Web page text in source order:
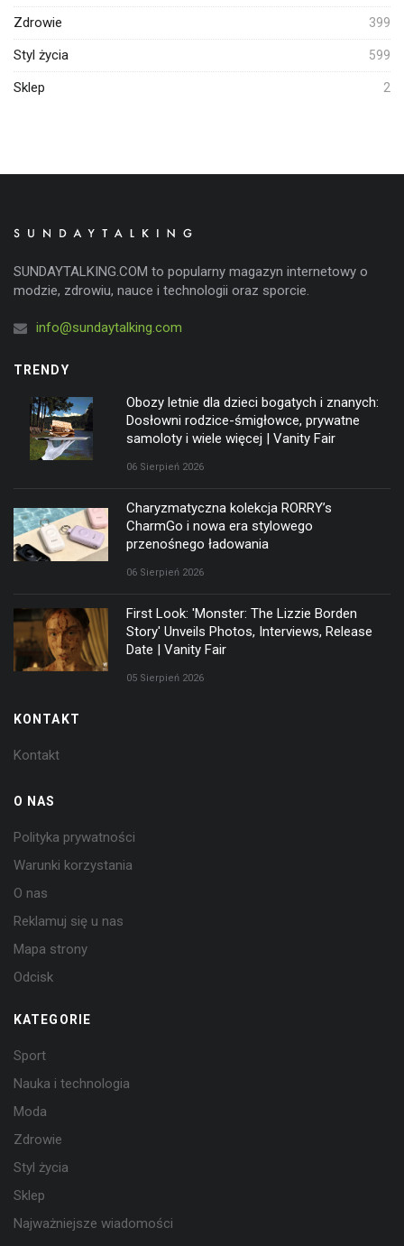
Zdrowie 399
Styl życia 599
Sklep 2
SUNDAYTALKING.COM to popularny magazyn internetowy o
modzie, zdrowiu, nauce i technologii oraz sporcie.
info@sundaytalking.com
TRENDY
Obozy letnie dla dzieci bogatych i znanych:
Dosłowni rodzice-śmigłowce, prywatne
samoloty i wiele więcej | Vanity Fair
06 Sierpień 2026
Charyzmatyczna kolekcja RORRY’s
CharmGo i nowa era stylowego
przenośnego ładowania
06 Sierpień 2026
First Look: 'Monster: The Lizzie Borden
Story' Unveils Photos, Interviews, Release
Date | Vanity Fair
05 Sierpień 2026
KONTAKT
Kontakt
O NAS
Polityka prywatności
Warunki korzystania
O nas
Reklamuj się u nas
Mapa strony
Odcisk
KATEGORIE
Sport
Nauka i technologia
Moda
Zdrowie
Styl życia
Sklep
Najważniejsze wiadomości